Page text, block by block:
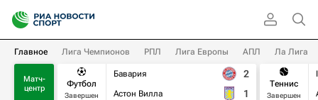
Главное Лига Чемпионов РПЛ Лига Европы АПЛ Ла Лига
Матч-
центр
Футбол
Завершен
Бавария
Астон Вилла
2
1
Теннис
Завершен